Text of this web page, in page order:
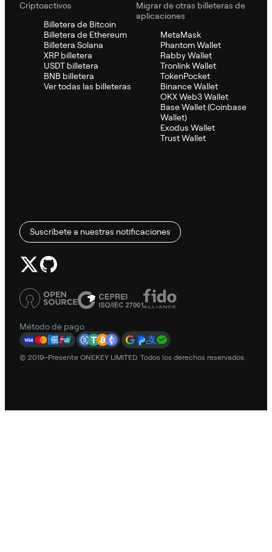
Criptoactivos
Billetera de Bitcoin
Billetera de Ethereum
Billetera Solana
XRP billetera
USDT billetera
BNB billetera
Ver todas las billeteras
Migrar de otras billeteras de
aplicaciones
MetaMask
Phantom Wallet
Rabby Wallet
Tronlink Wallet
TokenPocket
Binance Wallet
OKX Web3 Wallet
Base Wallet (Coinbase
Wallet)
Exodus Wallet
Trust Wallet
Suscríbete a nuestras notificaciones
Método de pago
© 2019–Presente ONEKEY LIMITED. Todos los derechos reservados.